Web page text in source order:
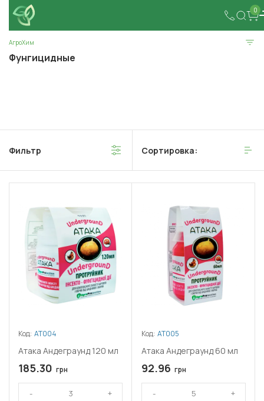
0
АгроХим
Фунгицидные
Фильтр Сортировка:
Код: АТ004
Атака Андеграунд 120 мл
185.30 грн
Код: АТ005
Атака Андеграунд 60 мл
92.96 грн